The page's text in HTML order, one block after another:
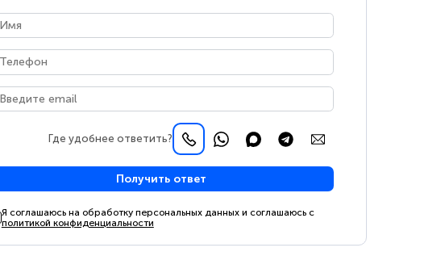
Где удобнее ответить?
Получить ответ
Я соглашаюсь на обработку персональных данных и соглашаюсь с
политикой конфиденциальности